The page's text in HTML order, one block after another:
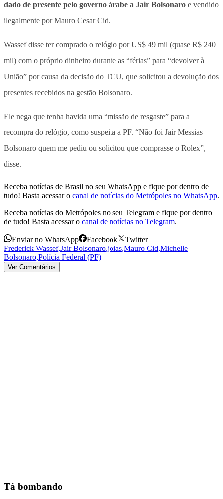
dado de presente pelo governo árabe a Jair Bolsonaro e vendido
ilegalmente por Mauro Cesar Cid.
Wassef disse ter comprado o relógio por US$ 49 mil (quase R$ 240
mil) com o próprio dinheiro durante as “férias” para “devolver à
União” por causa da decisão do TCU, que solicitou a devolução dos
presentes recebidos na gestão Bolsonaro.
Ele nega que tenha havida uma “missão de resgaste” para a
recompra do relógio, como suspeita a PF. “Não foi Jair Messias
Bolsonaro quem me pediu ou solicitou que comprasse o Rolex”,
disse.
Receba notícias de Brasil no seu WhatsApp e fique por dentro de
tudo! Basta acessar o canal de notícias do Metrópoles no WhatsApp.
Receba notícias do Metrópoles no seu Telegram e fique por dentro
de tudo! Basta acessar o canal de notícias no Telegram.
Enviar no WhatsApp Facebook
Twitter
Frederick Wassef,Jair Bolsonaro,joias,Mauro Cid,Michelle
Bolsonaro,Polícia Federal (PF)
Ver Comentários
Tá bombando